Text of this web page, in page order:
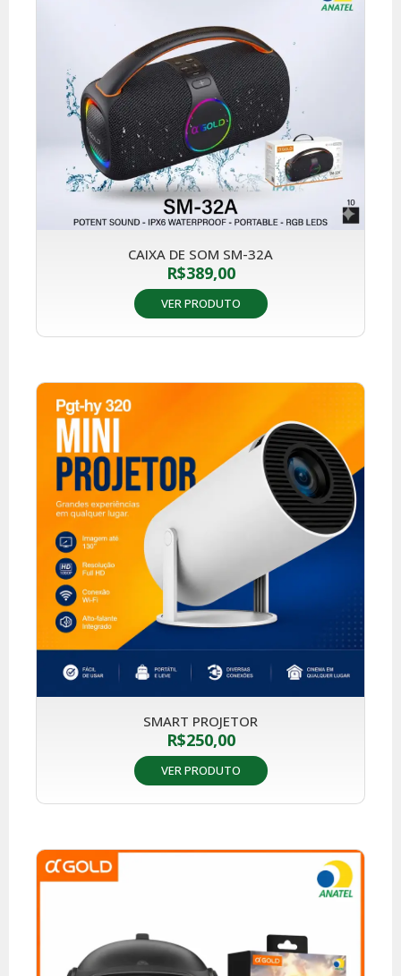
CAIXA DE SOM SM-32A
R$389,00
VER PRODUTO
SMART PROJETOR
R$250,00
VER PRODUTO